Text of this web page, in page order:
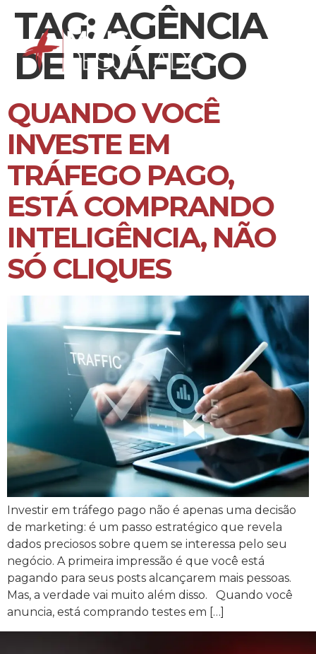
TAG:AGÊNCIA
DE TRÁFEGO
QUANDO VOCÊ
INVESTE EM
TRÁFEGO PAGO,
ESTÁ COMPRANDO
INTELIGÊNCIA, NÃO
SÓ CLIQUES
Investir em tráfego pago não é apenas uma decisão
de marketing: é um passo estratégico que revela
dados preciosos sobre quem se interessa pelo seu
negócio. A primeira impressão é que você está
pagando para seus posts alcançarem mais pessoas.
Mas, a verdade vai muito além disso. Quando você
anuncia, está comprando testes em […]